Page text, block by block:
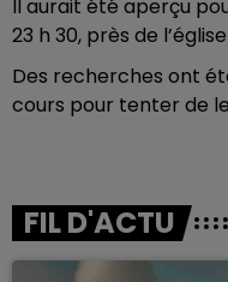
Il aurait été aperçu
23 h 30, près de
Des recherches ont
cours pour tenter de
FIL D'ACTU